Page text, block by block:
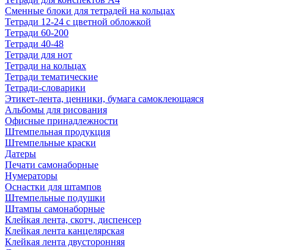
Сменные блоки для тетрадей на кольцах
Тетради 12-24 с цветной обложкой
Тетради 60-200
Тетради 40-48
Тетради для нот
Тетради на кольцах
Тетради тематические
Тетради-словарики
Этикет-лента, ценники, бумага самоклеющаяся
Альбомы для рисования
Офисные принадлежности
Штемпельная продукция
Штемпельные краски
Датеры
Печати самонаборные
Нумераторы
Оснастки для штампов
Штемпельные подушки
Штампы самонаборные
Клейкая лента, скотч, диспенсер
Клейкая лента канцелярская
Клейкая лента двусторонняя